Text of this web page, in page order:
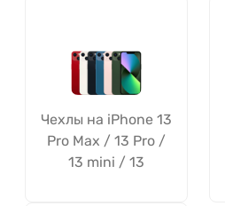
Чехлы на iPhone 13
Pro Max / 13 Pro /
13 mini / 13